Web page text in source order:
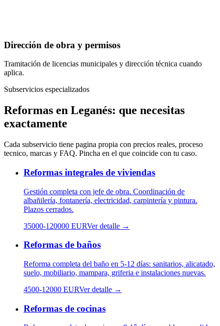
Dirección de obra y permisos
Tramitación de licencias municipales y dirección técnica cuando
aplica.
Subservicios especializados
Reformas en Leganés: que necesitas
exactamente
Cada subservicio tiene pagina propia con precios reales, proceso
tecnico, marcas y FAQ. Pincha en el que coincide con tu caso.
Reformas integrales de viviendas
Gestión completa con jefe de obra. Coordinación de
albañilería, fontanería, electricidad, carpintería y pintura.
Plazos cerrados.
35000-120000 EURVer detalle →
Reformas de baños
Reforma completa del baño en 5-12 días: sanitarios, alicatado,
suelo, mobiliario, mampara, griferia e instalaciones nuevas.
4500-12000 EURVer detalle →
Reformas de cocinas